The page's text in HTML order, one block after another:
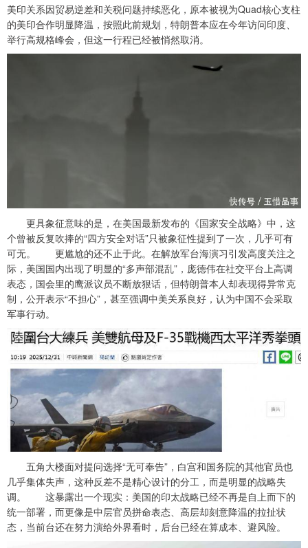
美印关系因贸易逆差和关税问题持续恶化，原本被视为Quad核心支柱
的美印合作明显降温，按照此前规划，特朗普本应在今年访问印度、
举行高规格峰会，但这一行程已经被悄然取消。
更具象征意味的是，在美国最新发布的《国家安全战略》中，这
个曾被反复吹捧的“四方安全对话”只被象征性提到了一次，几乎可有
可无。 更尴尬的还不止于此。在解放军台海演习引发高度关注之
际，美国国内出现了明显的“多声部混乱”，庞德伟在社交平台上高调
表态，国会里的鹰派议员不断放狠话，但特朗普本人却表现得异常克
制，公开表示“不担心”，甚至强调中美关系良好，认为中国不会采取
军事行动。
五角大楼面对提问选择“无可奉告”，白宫和国务院的其他官员也
几乎集体失声，这种反差不是精心设计的分工，而是明显的战略失
调。 这暴露出一个现实：美国的印太战略已经不再是自上而下的
统一部署，而更像是中层官员拼命表态、高层却刻意降温的拉扯状
态，当前台还在努力演给外界看时，后台已经在算成本、避风险。